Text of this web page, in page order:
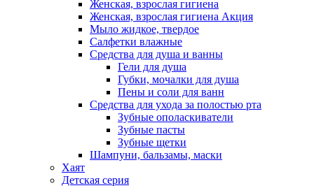
Женская, взрослая гигиена
Женская, взрослая гигиена Акция
Мыло жидкое, твердое
Салфетки влажные
Средства для душа и ванны
Гели для душа
Губки, мочалки для душа
Пены и соли для ванн
Средства для ухода за полостью рта
Зубные ополаскиватели
Зубные пасты
Зубные щетки
Шампуни, бальзамы, маски
Хаят
Детская серия